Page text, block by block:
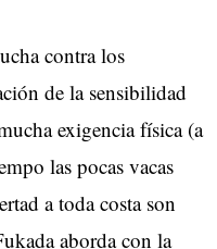
contra los
de la sensibilidad
exigencia física (a
las pocas vacas
a toda costa son
aborda con la